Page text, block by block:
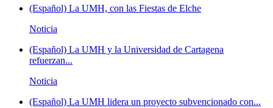
(Español) La UMH, con las Fiestas de Elche
Noticia
(Español) La UMH y la Universidad de Cartagena
refuerzan...
Noticia
(Español) La UMH lidera un proyecto subvencionado con...